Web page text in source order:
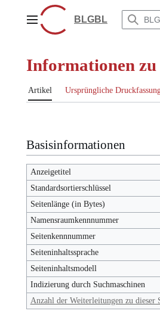
springenHauptmenüBLGBL
Informationen zu
Artikel Ursprüngliche
Basisinformationen
Anzeigetitel
Standardsortierschlüssel
Seitenlänge (in Bytes)
Namensraumkennnummer
Seitenkennnummer
Seiteninhaltssprache
Seiteninhaltsmodell
Indizierung durch Suchmaschinen
Anzahl der Weiterleitungen zu dieser